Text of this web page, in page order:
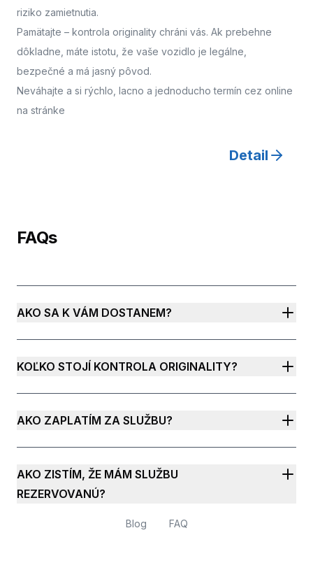
riziko zamietnutia.
Pamätajte – kontrola originality chráni vás. Ak prebehne
dôkladne, máte istotu, že vaše vozidlo je legálne,
bezpečné a má jasný pôvod.
Neváhajte a si rýchlo, lacno a jednoducho termín cez online
na stránke
Detail
FAQs
AKO SA K VÁM DOSTANEM?
KOĽKO STOJÍ KONTROLA ORIGINALITY?
AKO ZAPLATÍM ZA SLUŽBU?
AKO ZISTÍM, ŽE MÁM SLUŽBU
REZERVOVANÚ?
Blog FAQ